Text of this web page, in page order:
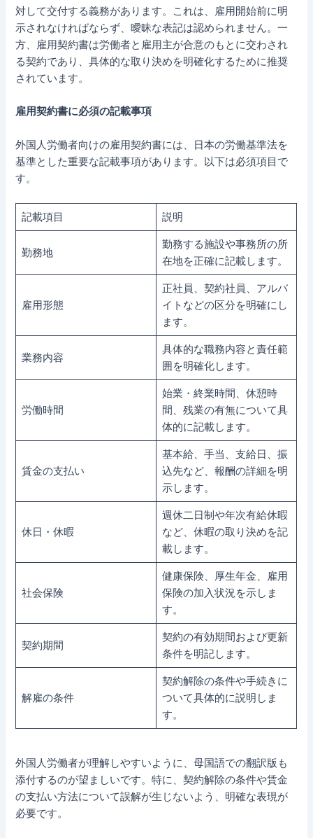
対して交付する義務があります。これは、雇用開始前に明
示されなければならず、曖昧な表記は認められません。一
方、雇用契約書は労働者と雇用主が合意のもとに交わされ
る契約であり、具体的な取り決めを明確化するために推奨
されています。
雇用契約書に必須の記載事項
外国人労働者向けの雇用契約書には、日本の労働基準法を
基準とした重要な記載事項があります。以下は必須項目で
す。
記載項目 説明
勤務地
勤務する施設や事務所の所
在地を正確に記載します。
雇用形態
正社員、契約社員、アルバ
イトなどの区分を明確にし
ます。
業務内容
具体的な職務内容と責任範
囲を明確化します。
労働時間
始業・終業時間、休憩時
間、残業の有無について具
体的に記載します。
賃金の支払い
基本給、手当、支給日、振
込先など、報酬の詳細を明
示します。
休日・休暇
週休二日制や年次有給休暇
など、休暇の取り決めを記
載します。
社会保険
健康保険、厚生年金、雇用
保険の加入状況を示しま
す。
契約期間
契約の有効期間および更新
条件を明記します。
解雇の条件
契約解除の条件や手続きに
ついて具体的に説明しま
す。
外国人労働者が理解しやすいように、母国語での翻訳版も
添付するのが望ましいです。特に、契約解除の条件や賃金
の支払い方法について誤解が生じないよう、明確な表現が
必要です。